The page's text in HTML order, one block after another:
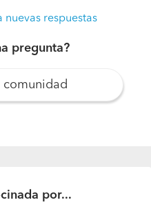
nuevas respuestas
pregunta?
comunidad
por...